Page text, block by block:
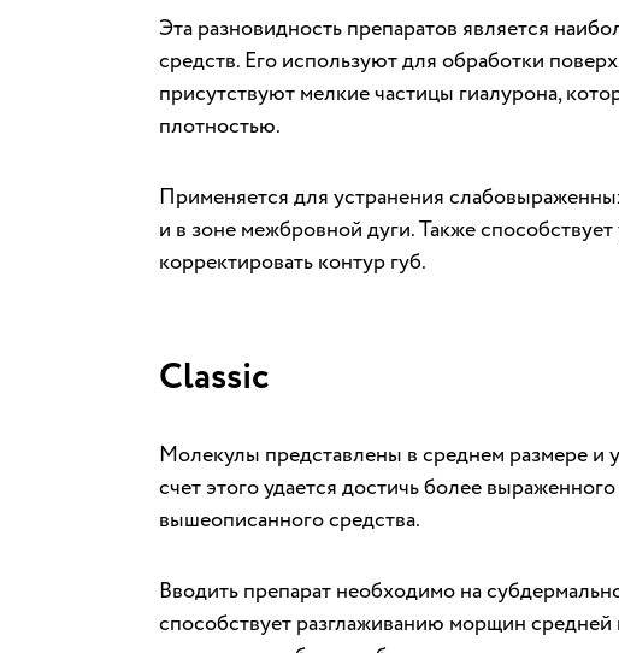
Эта разновидность препаратов является
средств. Его используют для обработки
присутствуют мелкие частицы гиалурона,
плотностью.
Применяется для устранения
и в зоне межбровной дуги. Также
корректировать контур губ.
Classic
Молекулы представлены в среднем размере и
счет этого удается достичь более
вышеописанного средства.
Вводить препарат необходимо на
способствует разглаживанию морщин